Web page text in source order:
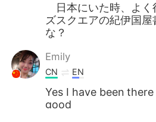
日本にいた時、よく
ズスクエアの紀伊国
な？
Emily
CN EN
Yes I have been
good